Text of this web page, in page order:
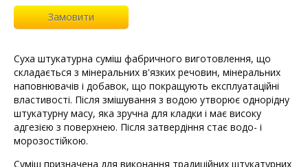
Замовити
Cуха штукатурна суміш фабричного виготовлення, що
складається з мінеральних в'язких речовин, мінеральних
наповнювачів і добавок, що покращують експлуатаційні
властивості. Після змішування з водою утворює однорідну
штукатурну масу, яка зручна для кладки і має високу
адгезією з поверхнею. Після затвердіння стає водо- і
морозостійкою.
Суміш призначена для виконання традиційних штукатурних